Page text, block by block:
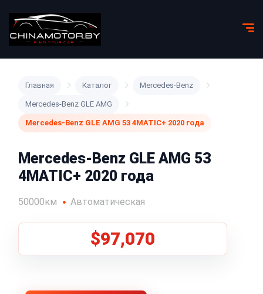
Главная Каталог Mercedes-Benz
Mercedes-Benz GLE AMG
Mercedes-Benz GLE AMG 53 4MATIC+ 2020 года
Mercedes-Benz GLE AMG 53
4MATIC+ 2020 года
50000км Автоматическая
$97,070